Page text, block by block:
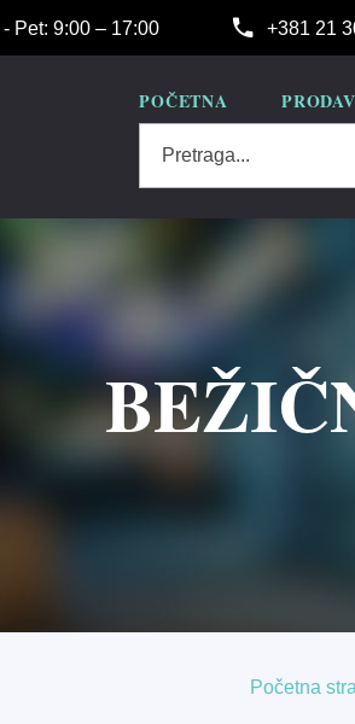
- Pet: 9:00 – 17:00 +381 21
POČETNA
Pretraga...
Početna